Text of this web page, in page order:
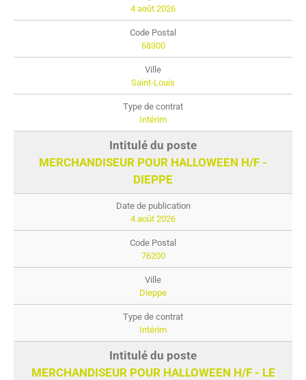
4 août 2026
68300
Saint-Louis
Intérim
MERCHANDISEUR POUR HALLOWEEN H/F -
DIEPPE
4 août 2026
76200
Dieppe
Intérim
MERCHANDISEUR POUR HALLOWEEN H/F - LE